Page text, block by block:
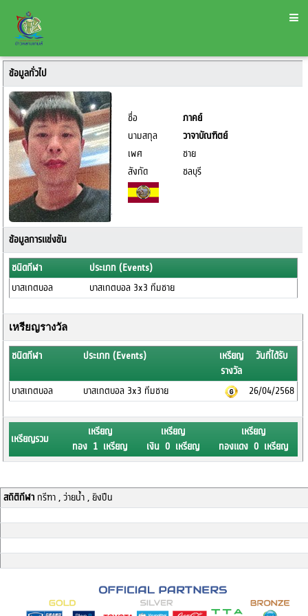
ข้อมูลทั่วไป
ชื่อ
ภาคย์
นามสกุล
วาจาบัณฑิตย์
เพศ
ชาย
สังกัด
ชลบุรี
ข้อมูลการแข่งขัน
ชนิดกีฬา
ประเภท (Events)
บาสเกตบอล
บาสเกตบอล 3x3 ทีมชาย
เหรียญรางวัล
ชนิดกีฬา ประเภท (Events)
เหรียญ
รางวัล
วันที่ได้รับ
บาสเกตบอล บาสเกตบอล 3x3 ทีมชาย 26/04/2568
เหรียญรวม
เหรียญ
ทอง 1 เหรียญ
เหรียญ
เงิน 0 เหรียญ
เหรียญ
ทองแดง 0 เหรียญ
สถิติกีฬากรีฑา , ว่ายน้ำ , ยิงปืน